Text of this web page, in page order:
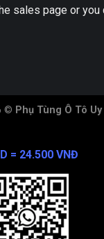
sales page or
© Phụ Tùng Ô Tô
= 24.500 VNĐ